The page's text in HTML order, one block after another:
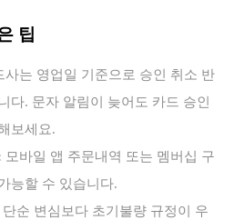
팁
사는 영업일 기준으로 승인 취소 반
다. 문자 알림이 늦어도 카드 승인
보세요.
모바일 앱 주문내역 또는 멤버십 구
능할 수 있습니다.
단순 변심보다 초기불량 규정이 우